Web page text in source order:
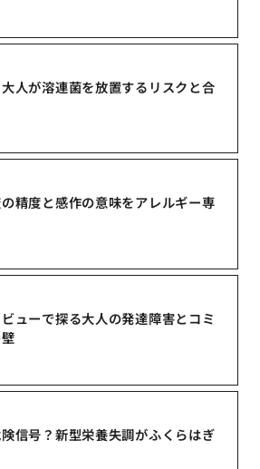
人が溶連菌を放置するリスクと合
精度と感作の意味をアレルギー専
ューで探る大人の発達障害とコミ
信号？新型栄養失調がふくらはぎ